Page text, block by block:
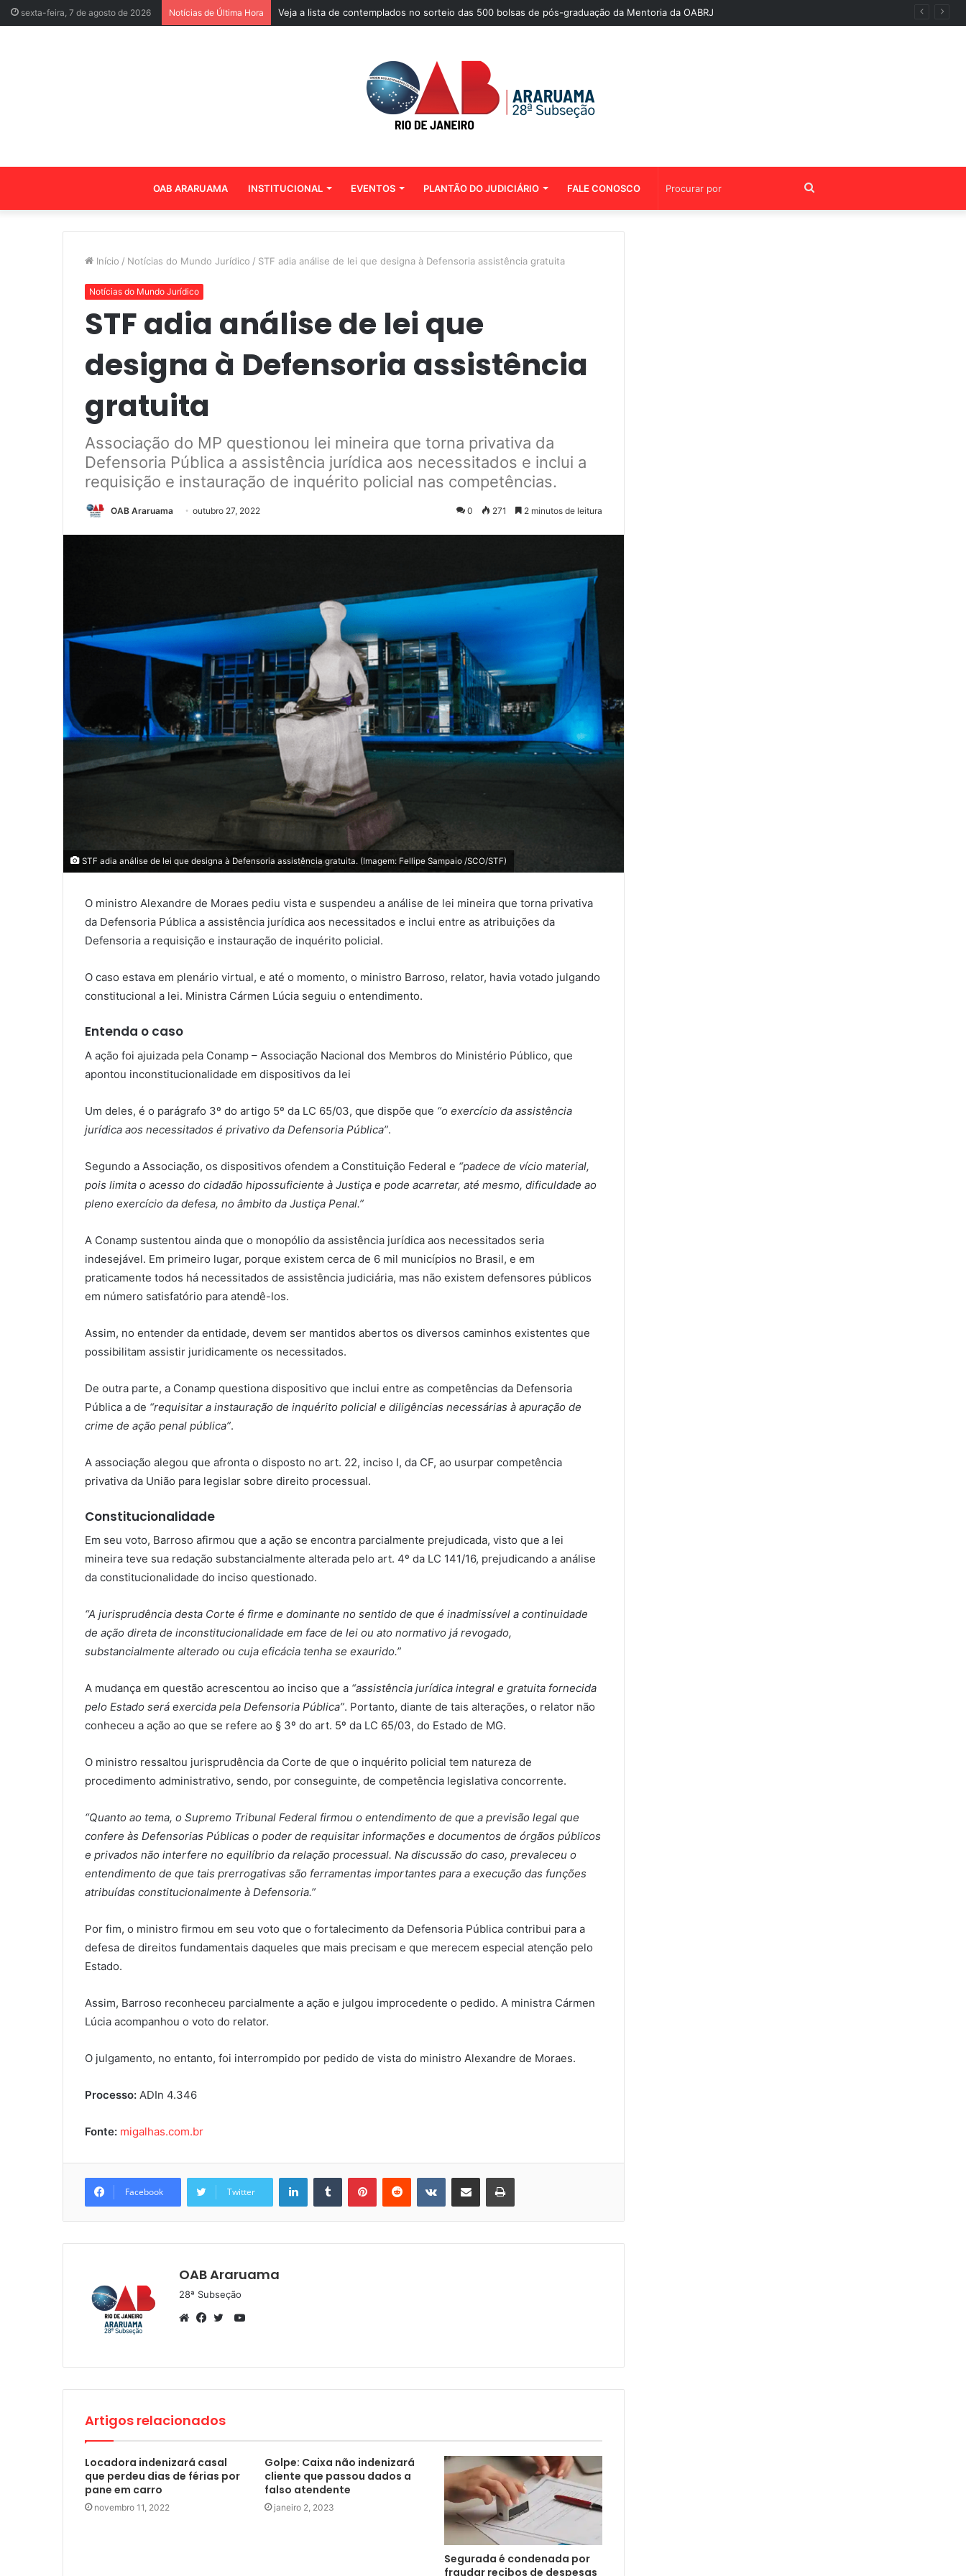
sexta-feira, 7 de agosto de 2026 Notícias de Última Hora Veja a lista de contemplados no sorteio das 500 bolsas de pós-graduação da Mentoria da OABRJ
OAB ARARUAMA INSTITUCIONAL EVENTOS PLANTÃO DO JUDICIÁRIO FALE CONOSCO Procurar
Início / Notícias do Mundo Jurídico / STF adia análise de lei que designa à Defensoria assistência gratuita
Notícias do Mundo Jurídico
STF adia análise de lei que
designa à Defensoria assistência
gratuita
Associação do MP questionou lei mineira que torna privativa da
Defensoria Pública a assistência jurídica aos necessitados e inclui a
requisição e instauração de inquérito policial nas competências.
OAB Araruama outubro 27, 2022 0 271 2 minutos de leitura
STF adia análise de lei que designa à Defensoria assistência gratuita. (Imagem: Fellipe Sampaio /SCO/STF)
O ministro Alexandre de Moraes pediu vista e suspendeu a análise de lei mineira que torna privativa
da Defensoria Pública a assistência jurídica aos necessitados e inclui entre as atribuições da
Defensoria a requisição e instauração de inquérito policial.
O caso estava em plenário virtual, e até o momento, o ministro Barroso, relator, havia votado julgando
constitucional a lei. Ministra Cármen Lúcia seguiu o entendimento.
Entenda o caso
A ação foi ajuizada pela Conamp – Associação Nacional dos Membros do Ministério Público, que
apontou inconstitucionalidade em dispositivos da lei
Um deles, é o parágrafo 3º do artigo 5º da LC 65/03, que dispõe que “o exercício da assistência
jurídica aos necessitados é privativo da Defensoria Pública”.
Segundo a Associação, os dispositivos ofendem a Constituição Federal e “padece de vício material,
pois limita o acesso do cidadão hipossuficiente à Justiça e pode acarretar, até mesmo, dificuldade ao
pleno exercício da defesa, no âmbito da Justiça Penal.”
A Conamp sustentou ainda que o monopólio da assistência jurídica aos necessitados seria
indesejável. Em primeiro lugar, porque existem cerca de 6 mil municípios no Brasil, e em
praticamente todos há necessitados de assistência judiciária, mas não existem defensores públicos
em número satisfatório para atendê-los.
Assim, no entender da entidade, devem ser mantidos abertos os diversos caminhos existentes que
possibilitam assistir juridicamente os necessitados.
De outra parte, a Conamp questiona dispositivo que inclui entre as competências da Defensoria
Pública a de “requisitar a instauração de inquérito policial e diligências necessárias à apuração de
crime de ação penal pública”.
A associação alegou que afronta o disposto no art. 22, inciso I, da CF, ao usurpar competência
privativa da União para legislar sobre direito processual.
Constitucionalidade
Em seu voto, Barroso afirmou que a ação se encontra parcialmente prejudicada, visto que a lei
mineira teve sua redação substancialmente alterada pelo art. 4º da LC 141/16, prejudicando a análise
da constitucionalidade do inciso questionado.
“A jurisprudência desta Corte é firme e dominante no sentido de que é inadmissível a continuidade
de ação direta de inconstitucionalidade em face de lei ou ato normativo já revogado,
substancialmente alterado ou cuja eficácia tenha se exaurido.”
A mudança em questão acrescentou ao inciso que a “assistência jurídica integral e gratuita fornecida
pelo Estado será exercida pela Defensoria Pública”. Portanto, diante de tais alterações, o relator não
conheceu a ação ao que se refere ao § 3º do art. 5º da LC 65/03, do Estado de MG.
O ministro ressaltou jurisprudência da Corte de que o inquérito policial tem natureza de
procedimento administrativo, sendo, por conseguinte, de competência legislativa concorrente.
“Quanto ao tema, o Supremo Tribunal Federal firmou o entendimento de que a previsão legal que
confere às Defensorias Públicas o poder de requisitar informações e documentos de órgãos públicos
e privados não interfere no equilíbrio da relação processual. Na discussão do caso, prevaleceu o
entendimento de que tais prerrogativas são ferramentas importantes para a execução das funções
atribuídas constitucionalmente à Defensoria.”
Por fim, o ministro firmou em seu voto que o fortalecimento da Defensoria Pública contribui para a
defesa de direitos fundamentais daqueles que mais precisam e que merecem especial atenção pelo
Estado.
Assim, Barroso reconheceu parcialmente a ação e julgou improcedente o pedido. A ministra Cármen
Lúcia acompanhou o voto do relator.
O julgamento, no entanto, foi interrompido por pedido de vista do ministro Alexandre de Moraes.
Processo: ADIn 4.346
Fonte: migalhas.com.br
Facebook Twitter
LinkedinTumblr PinterestReddit VK Compartilhar via e-mail Imprimir
OAB Araruama
28ª Subseção
YouTube
Artigos relacionados
Locadora indenizará casal
que perdeu dias de férias por
pane em carro
novembro 11, 2022
Golpe: Caixa não indenizará
cliente que passou dados a
falso atendente
janeiro 2, 2023
Segurada é condenada por
fraudar recibos de despesas